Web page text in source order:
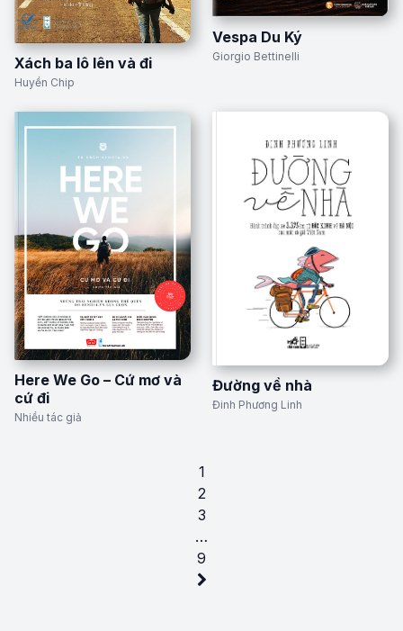
Xách ba lô lên và đi
Huyền Chip
Vespa Du Ký
Giorgio Bettinelli
Here We Go – Cứ mơ và
cứ đi
Nhiều tác giả
Đường về nhà
Đinh Phương Linh
1
2
3
…
9